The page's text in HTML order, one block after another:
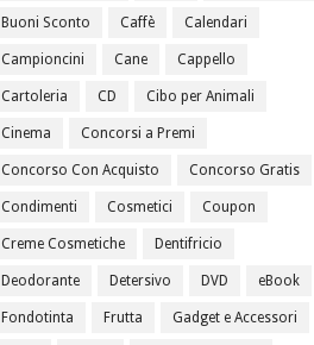
Buoni Sconto Caffè Calendari
Campioncini Cane Cappello
Cartoleria CD Cibo per Animali
Cinema Concorsi a Premi
Concorso Con Acquisto Concorso Gratis
Condimenti Cosmetici Coupon
Creme Cosmetiche Dentifricio
Deodorante Detersivo DVD eBook
Fondotinta Frutta Gadget e Accessori